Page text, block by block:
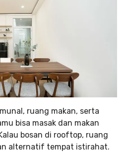
ruang makan, serta
bisa masak dan makan
bosan di rooftop, ruang
alternatif tempat istirahat.